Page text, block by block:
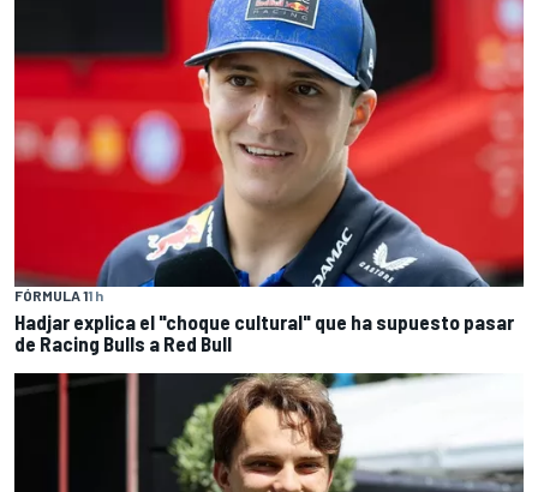
FÓRMULA 11 h
Hadjar explica el "choque cultural" que ha supuesto pasar
de Racing Bulls a Red Bull